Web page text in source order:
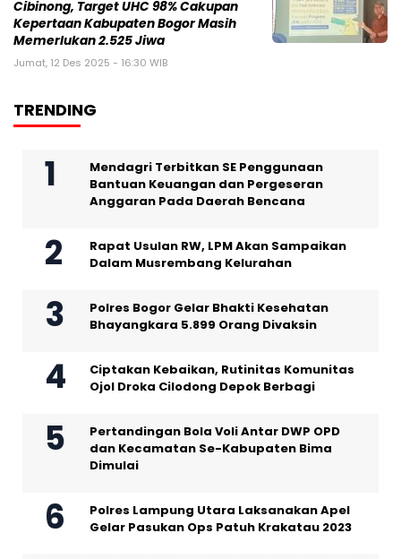
Cibinong, Target UHC 98% Cakupan
Kepertaan Kabupaten Bogor Masih
Memerlukan 2.525 Jiwa
Jumat, 12 Des 2025 - 16:30 WIB
TRENDING
Mendagri Terbitkan SE Penggunaan
Bantuan Keuangan dan Pergeseran
Anggaran Pada Daerah Bencana
Rapat Usulan RW, LPM Akan Sampaikan
Dalam Musrembang Kelurahan
Polres Bogor Gelar Bhakti Kesehatan
Bhayangkara 5.899 Orang Divaksin
Ciptakan Kebaikan, Rutinitas Komunitas
Ojol Droka Cilodong Depok Berbagi
Pertandingan Bola Voli Antar DWP OPD
dan Kecamatan Se-Kabupaten Bima
Dimulai
Polres Lampung Utara Laksanakan Apel
Gelar Pasukan Ops Patuh Krakatau 2023